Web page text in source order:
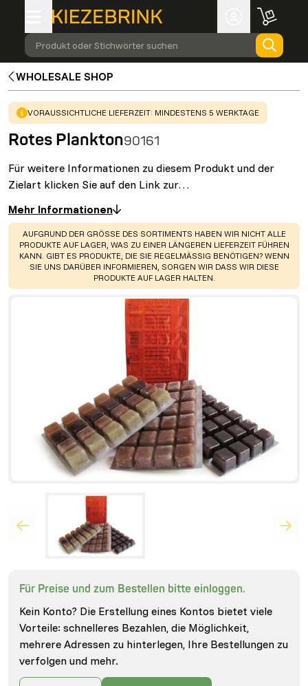
Produkt oder Stichwörter suchen
WHOLESALE SHOP
WARNING:
VORAUSSICHTLICHE LIEFERZEIT: MINDESTENS 5 WERKTAGE
Rotes Plankton90161
Für weitere Informationen zu diesem Produkt und der
Zielart klicken Sie auf den Link zur…
Mehr Informationen
WARNING:
AUFGRUND DER GRÖSSE DES SORTIMENTS HABEN WIR NICHT ALLE
PRODUKTE AUF LAGER, WAS ZU EINER LÄNGEREN LIEFERZEIT FÜHREN
KANN. GIBT ES PRODUKTE, DIE SIE REGELMÄSSIG BENÖTIGEN? WENN S
IE UNS DARÜBER INFORMIEREN, SORGEN WIR DASS WIR DIESE P
RODUKTE AUF LAGER HALTEN.
Für Preise und zum Bestellen bitte einloggen.
Kein Konto? Die Erstellung eines Kontos bietet viele
Vorteile: schnelleres Bezahlen, die Möglichkeit,
mehrere Adressen zu hinterlegen, Ihre Bestellungen zu
verfolgen und mehr.